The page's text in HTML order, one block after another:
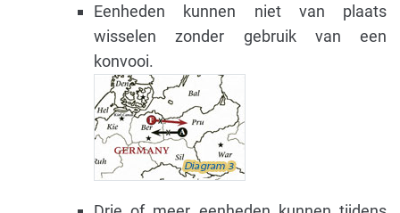
Eenheden kunnen niet van plaats
wisselen zonder gebruik van een
konvooi.